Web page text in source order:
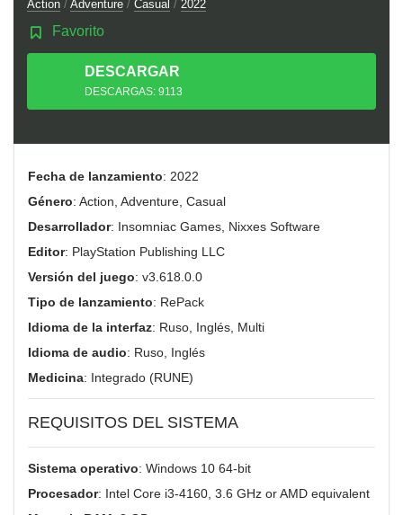
Action / Adventure / Casual / 2022
Favorito
DESCARGAR
TORRENT
DESCARGAS: 9113
Fecha de lanzamiento: 2022
Género: Action, Adventure, Casual
Desarrollador: Insomniac Games, Nixxes Software
Editor: PlayStation Publishing LLC
Versión del juego: v3.618.0.0
Tipo de lanzamiento: RePack
Idioma de la interfaz: Ruso, Inglés, Multi
Idioma de audio: Ruso, Inglés
Medicina: Integrado (RUNE)
REQUISITOS DEL SISTEMA
Sistema operativo: Windows 10 64-bit
Procesador: Intel Core i3-4160, 3.6 GHz or AMD equivalent